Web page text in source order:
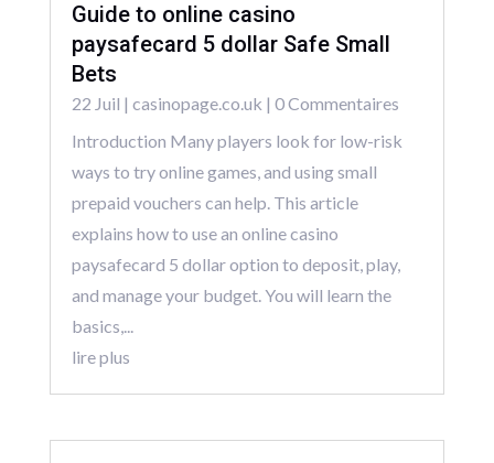
Guide to online casino
paysafecard 5 dollar Safe Small
Bets
22 Juil | casinopage.co.uk | 0 Commentaires
Introduction Many players look for low-risk
ways to try online games, and using small
prepaid vouchers can help. This article
explains how to use an online casino
paysafecard 5 dollar option to deposit, play,
and manage your budget. You will learn the
basics,...
lire plus